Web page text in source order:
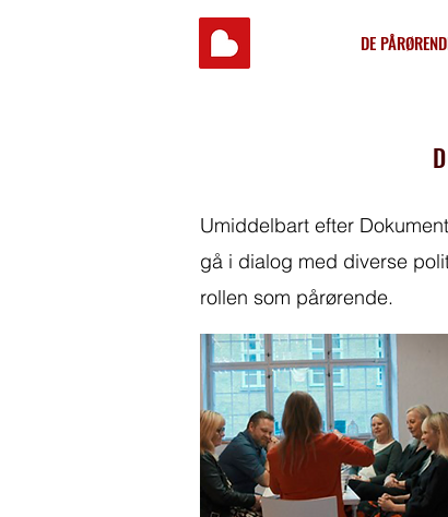
DE
Umiddelbart efter
gå i dialog med diverse
rollen som pårørende.